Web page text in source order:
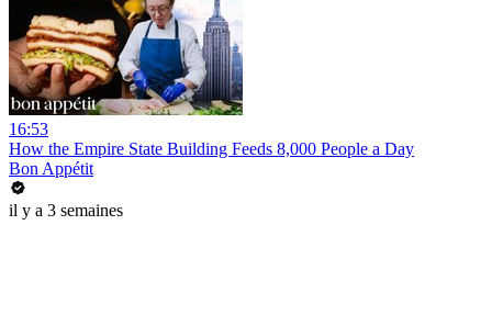
16:53
How the Empire State Building Feeds 8,000 People a Day
Bon Appétit
il y a 3 semaines